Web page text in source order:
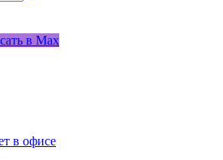
в Max